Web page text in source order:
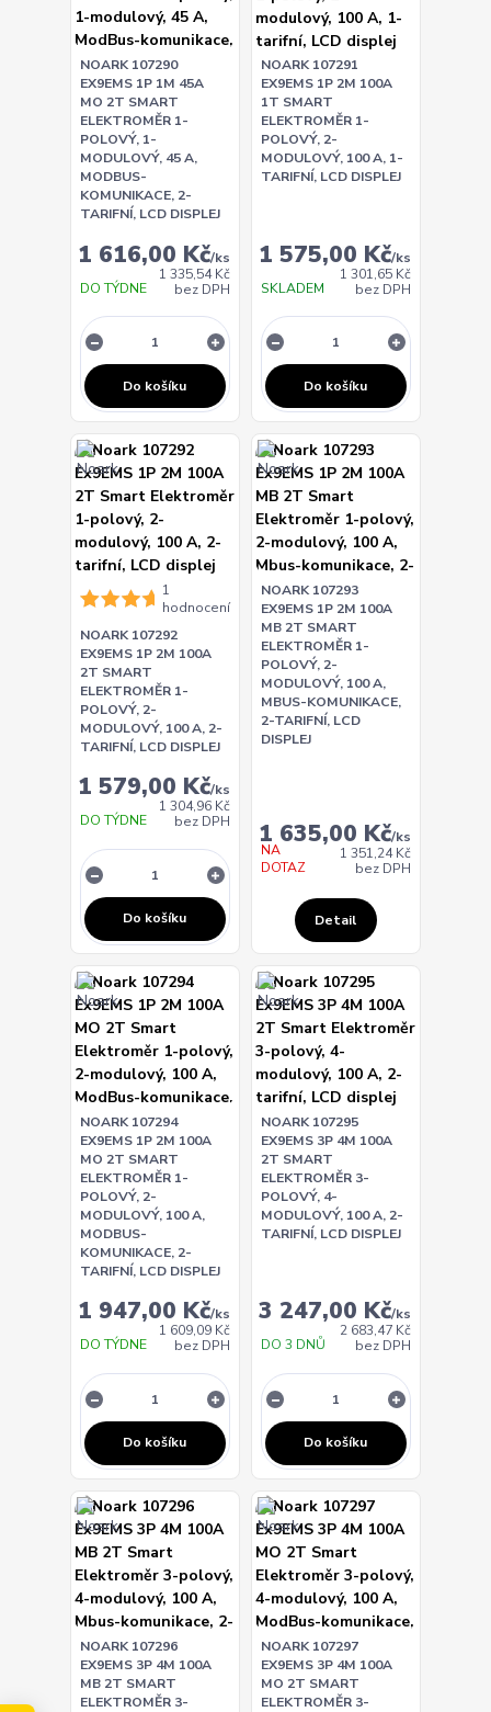
NOARK 107290
EX9EMS 1P 1M 45A
MO 2T SMART
ELEKTROMĚR 1-
POLOVÝ, 1-
MODULOVÝ, 45 A,
MODBUS-
KOMUNIKACE, 2-
TARIFNÍ, LCD DISPLEJ
1 616,00 Kč/ks
1 335,54 Kč
bez DPH
DO TÝDNE
Do košíku
NOARK 107291
EX9EMS 1P 2M 100A
1T SMART
ELEKTROMĚR 1-
POLOVÝ, 2-
MODULOVÝ, 100 A, 1-
TARIFNÍ, LCD DISPLEJ
1 575,00 Kč/ks
1 301,65 Kč
bez DPH
SKLADEM
Do košíku
1
hodnocení
NOARK 107292
EX9EMS 1P 2M 100A
2T SMART
ELEKTROMĚR 1-
POLOVÝ, 2-
MODULOVÝ, 100 A, 2-
TARIFNÍ, LCD DISPLEJ
1 579,00 Kč/ks
1 304,96 Kč
bez DPH
DO TÝDNE
Do košíku
NOARK 107293
EX9EMS 1P 2M 100A
MB 2T SMART
ELEKTROMĚR 1-
POLOVÝ, 2-
MODULOVÝ, 100 A,
MBUS-KOMUNIKACE,
2-TARIFNÍ, LCD
DISPLEJ
1 635,00 Kč/ks
1 351,24 Kč
bez DPH
NA
DOTAZ
Detail
NOARK 107294
EX9EMS 1P 2M 100A
MO 2T SMART
ELEKTROMĚR 1-
POLOVÝ, 2-
MODULOVÝ, 100 A,
MODBUS-
KOMUNIKACE, 2-
TARIFNÍ, LCD DISPLEJ
1 947,00 Kč/ks
1 609,09 Kč
bez DPH
DO TÝDNE
Do košíku
NOARK 107295
EX9EMS 3P 4M 100A
2T SMART
ELEKTROMĚR 3-
POLOVÝ, 4-
MODULOVÝ, 100 A, 2-
TARIFNÍ, LCD DISPLEJ
3 247,00 Kč/ks
2 683,47 Kč
bez DPH
DO 3 DNŮ
Do košíku
NOARK 107296
EX9EMS 3P 4M 100A
MB 2T SMART
ELEKTROMĚR 3-
NOARK 107297
EX9EMS 3P 4M 100A
MO 2T SMART
ELEKTROMĚR 3-